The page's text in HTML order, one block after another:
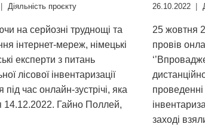
Діяльність проєкту
на серйозні труднощі та
інтернет-мереж, німецькі
експерти з питань
лісової інвентаризації
під час онлайн-зустрічі, яка
14.12.2022. Гайно Поллей,
26.10.2022
25 жовтня
провів
проведенні
заході